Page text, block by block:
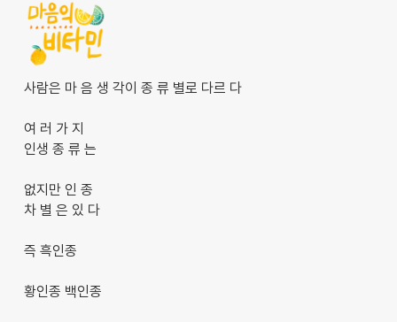
사람은 마 음 생 각이 종 류 별로 다르 다
여 러 가 지
인생 종 류 는
없지만 인 종
차 별 은 있 다
즉 흑인종
황인종 백인종